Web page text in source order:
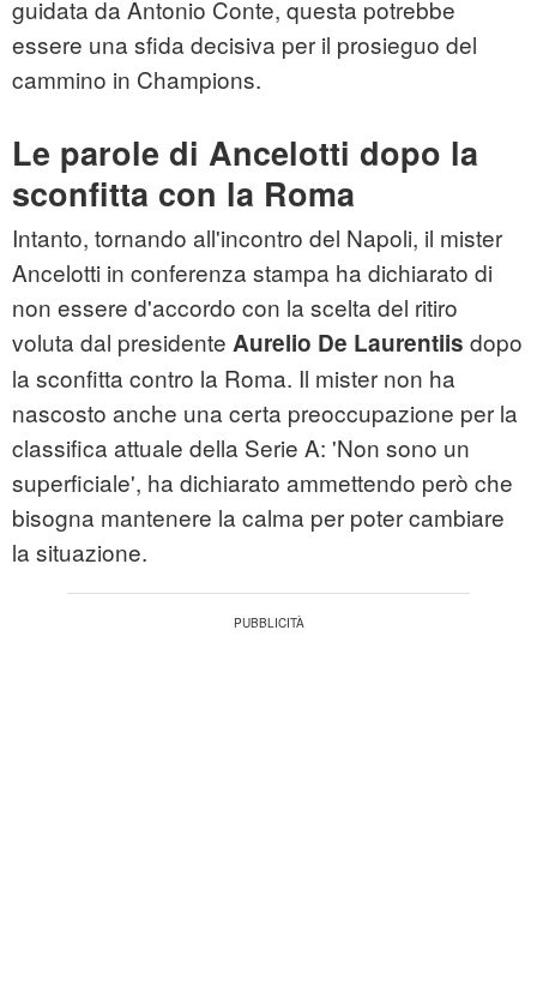
guidata da Antonio Conte, questa potrebbe
essere una sfida decisiva per il prosieguo del
cammino in Champions.
Le parole di Ancelotti dopo la
sconfitta con la Roma
Intanto, tornando all'incontro del Napoli, il mister
Ancelotti in conferenza stampa ha dichiarato di
non essere d'accordo con la scelta del ritiro
voluta dal presidente Aurelio De Laurentiis dopo
la sconfitta contro la Roma. Il mister non ha
nascosto anche una certa preoccupazione per la
classifica attuale della Serie A: 'Non sono un
superficiale', ha dichiarato ammettendo però che
bisogna mantenere la calma per poter cambiare
la situazione.